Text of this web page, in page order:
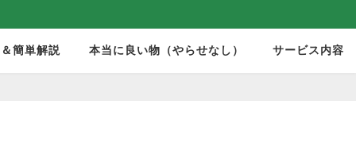
簡単解説 本当に良い物（やらせなし） サービス内容